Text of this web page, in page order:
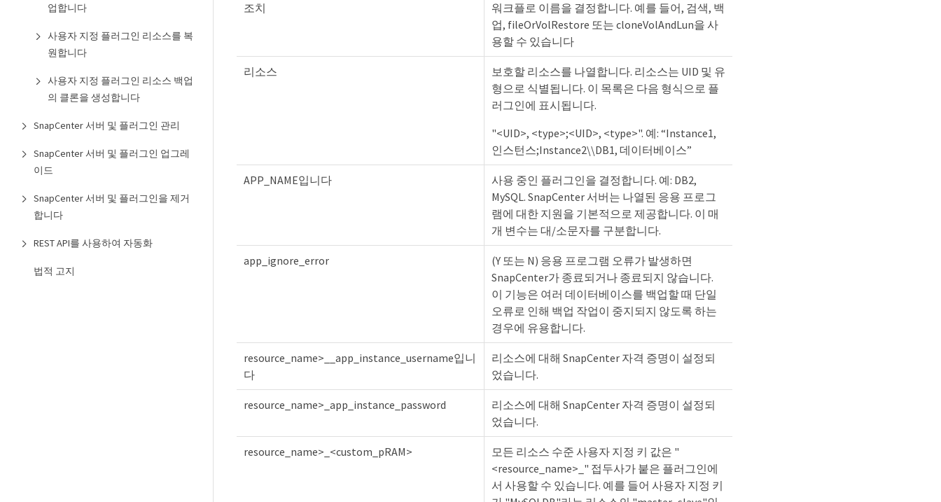
업합니다
사용자 지정 플러그인 리소스를 복
원합니다
사용자 지정 플러그인 리소스 백업
의 클론을 생성합니다
SnapCenter 서버 및 플러그인 관리
SnapCenter 서버 및 플러그인 업그레
이드
SnapCenter 서버 및 플러그인을 제거
합니다
REST API를 사용하여 자동화
법적 고지
조치
워크플로 이름을 결정합니다. 예를 들어, 검색, 백
업, fileOrVolRestore 또는 cloneVolAndLun을 사
용할 수 있습니다
리소스
보호할 리소스를 나열합니다. 리소스는 UID 및 유
형으로 식별됩니다. 이 목록은 다음 형식으로 플
러그인에 표시됩니다.
"<UID>, <type>;<UID>, <type>". 예: “Instance1,
인스턴스;Instance2\\DB1, 데이터베이스”
APP_NAME입니다
사용 중인 플러그인을 결정합니다. 예: DB2,
MySQL. SnapCenter 서버는 나열된 응용 프로그
램에 대한 지원을 기본적으로 제공합니다. 이 매
개 변수는 대/소문자를 구분합니다.
app_ignore_error
(Y 또는 N) 응용 프로그램 오류가 발생하면
SnapCenter가 종료되거나 종료되지 않습니다.
이 기능은 여러 데이터베이스를 백업할 때 단일
오류로 인해 백업 작업이 중지되지 않도록 하는
경우에 유용합니다.
resource_name>__app_instance_username입니
다
리소스에 대해 SnapCenter 자격 증명이 설정되
었습니다.
resource_name>_app_instance_password
리소스에 대해 SnapCenter 자격 증명이 설정되
었습니다.
resource_name>_<custom_pRAM>
모든 리소스 수준 사용자 지정 키 값은 "
<resource_name>_" 접두사가 붙은 플러그인에
서 사용할 수 있습니다. 예를 들어 사용자 지정 키